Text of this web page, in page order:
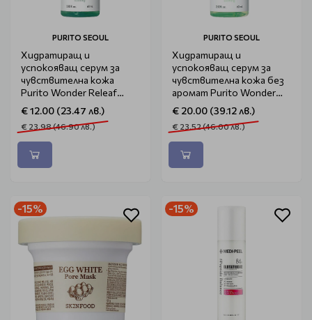
PURITO SEOUL
Хидратиращ и
успокояващ серум за
чувствителна кожа
Purito Wonder Releaf
Centella Serum 60ml
€ 12.00 (23.47 лв.)
€ 23.98 (46.90 лв.)
PURITO SEOUL
Хидратиращ и
успокояващ серум за
чувствителна кожа без
аромат Purito Wonder
Releaf Centella Serum
Unscented 60ml
€ 20.00 (39.12 лв.)
€ 23.52 (46.00 лв.)
-15% -15%